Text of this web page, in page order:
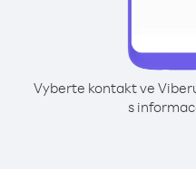
Vyberte kontakt ve
s